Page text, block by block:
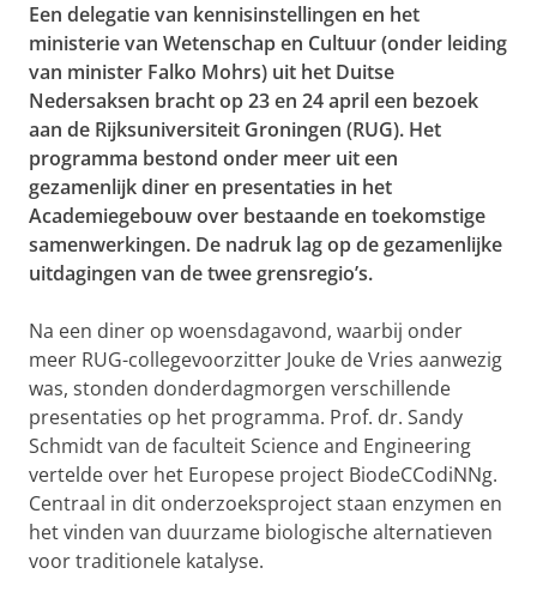
Een delegatie van kennisinstellingen en het
ministerie van Wetenschap en Cultuur (onder leiding
van minister Falko Mohrs) uit het Duitse
Nedersaksen bracht op 23 en 24 april een bezoek
aan de Rijksuniversiteit Groningen (RUG). Het
programma bestond onder meer uit een
gezamenlijk diner en presentaties in het
Academiegebouw over bestaande en toekomstige
samenwerkingen. De nadruk lag op de gezamenlijke
uitdagingen van de twee grensregio’s.
Na een diner op woensdagavond, waarbij onder
meer RUG-collegevoorzitter Jouke de Vries aanwezig
was, stonden donderdagmorgen verschillende
presentaties op het programma. Prof. dr. Sandy
Schmidt van de faculteit Science and Engineering
vertelde over het Europese project BiodeCCodiNNg.
Centraal in dit onderzoeksproject staan enzymen en
het vinden van duurzame biologische alternatieven
voor traditionele katalyse.